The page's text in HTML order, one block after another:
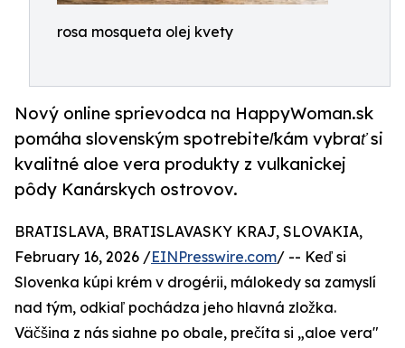
rosa mosqueta olej kvety
Nový online sprievodca na HappyWoman.sk
pomáha slovenským spotrebiteľkám vybrať si
kvalitné aloe vera produkty z vulkanickej
pôdy Kanárskych ostrovov.
BRATISLAVA, BRATISLAVASKY KRAJ, SLOVAKIA,
February 16, 2026 /EINPresswire.com/ -- Keď si
Slovenka kúpi krém v drogérii, málokedy sa zamyslí
nad tým, odkiaľ pochádza jeho hlavná zložka.
Väčšina z nás siahne po obale, prečíta si „aloe vera"